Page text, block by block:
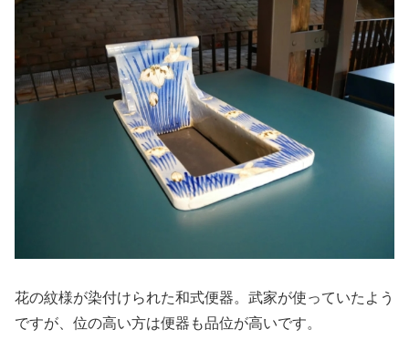
花の紋様が染付けられた和式便器。武家が使っていたよう
ですが、位の高い方は便器も品位が高いです。